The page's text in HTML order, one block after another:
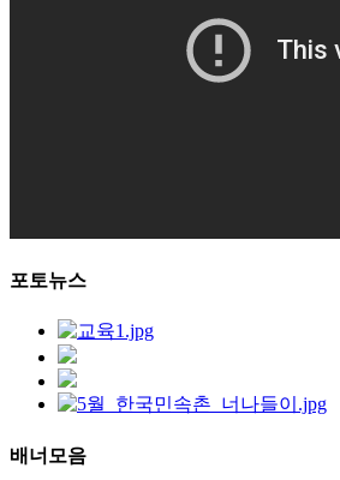
포토뉴스
배너모음